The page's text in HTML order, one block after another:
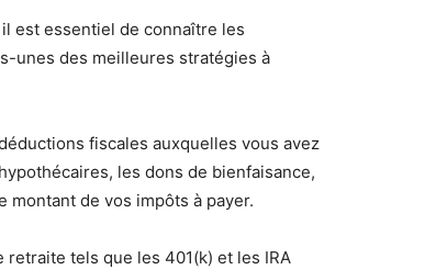
est essentiel de connaître les
unes des meilleures stratégies à
fiscales auxquelles vous avez
les dons de bienfaisance,
de vos impôts à payer.
tels que les 401(k) et les IRA